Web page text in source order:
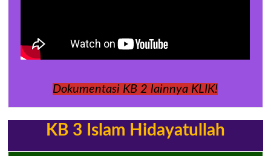
Dokumentasi KB 2 lainnya KLIK!
KB 3 Islam Hidayatullah